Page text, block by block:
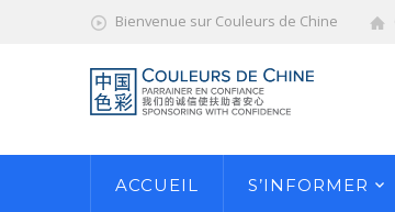
Bienvenue sur Couleurs de Chine
ACCUEIL S’INFORMER